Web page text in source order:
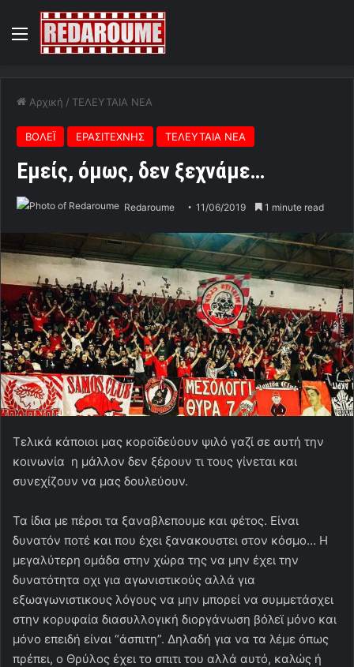
Menu
Αρχική / ΤΕΛΕΥΤΑΙΑ ΝΕΑ
ΒΟΛΕΪ ΕΡΑΣΙΤΕΧΝΗΣ ΤΕΛΕΥΤΑΙΑ ΝΕΑ
Εμείς, όμως, δεν ξεχνάμε…
Redaroume 11/06/2019 1 minute read
Τελικά κάποιοι μας κοροϊδεύουν ψιλό γαζί σε αυτή την
κοινωνία η μάλλον δεν ξέρουν τι τους γίνεται και
συνεχίζουν να μας δουλεύουν.
Τα ίδια με πέρσι τα ξαναβλεπουμε και φέτος. Είναι
δυνατόν ποτέ και που έχει ξανακουστει στον κόσμο… Η
μεγαλύτερη ομάδα στην χώρα της να μην έχει την
δυνατότητα οχι για αγωνιστικούς αλλά για
εξωαγωνιστικους λόγους να μην μπορεί να συμμετάσχει
στην κορυφαία διασυλλογική διοργάνωση βόλεϊ μόνο και
μόνο επειδή είναι “άσπιτη”. Δηλαδή για να τα λέμε όπως
πρέπει, ο Θρύλος έχει το σπιτι του αλλά αυτό, καλώς ή